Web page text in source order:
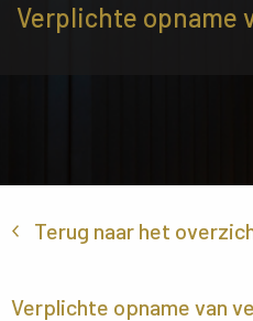
Verplichte opname
Terug naar het
Verplichte opname van